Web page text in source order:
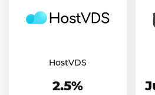
HostVDS
2.5%